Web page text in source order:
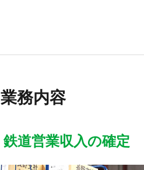
業務内容
鉄道営業収入の確定